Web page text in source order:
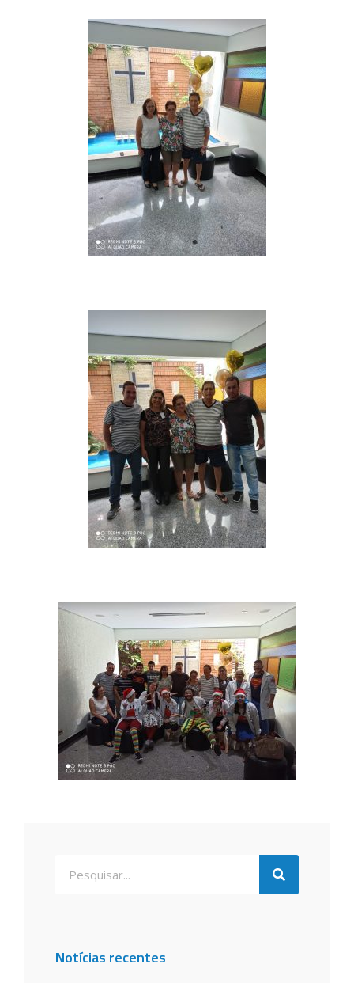
Notícias recentes